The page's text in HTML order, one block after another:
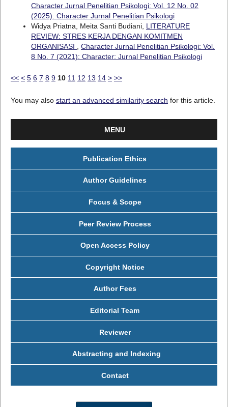
Character Jurnal Penelitian Psikologi: Vol. 12 No. 02
(2025): Character Jurnal Penelitian Psikologi
Widya Priatna, Meita Santi Budiani, LITERATURE
REVIEW: STRES KERJA DENGAN KOMITMEN
ORGANISASI
Character Jurnal Penelitian Psikologi: Vol.
8 No. 7 (2021): Character: Jurnal Penelitian Psikologi
<< < 5 6 7 8 9 10 11 12 13 14 > >>
You may also start an advanced similarity search for this article.
MENU
Publication Ethics
Author Guidelines
Focus & Scope
Peer Review Process
Open Access Policy
Copyright Notice
Author Fees
Editorial Team
Reviewer
Abstracting and Indexing
Contact